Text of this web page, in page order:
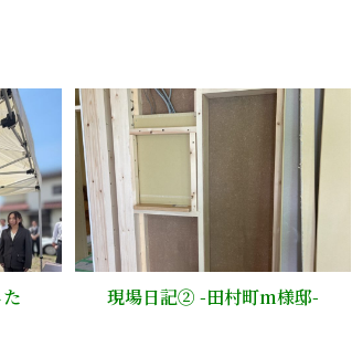
現場日記② -田村町m様邸-